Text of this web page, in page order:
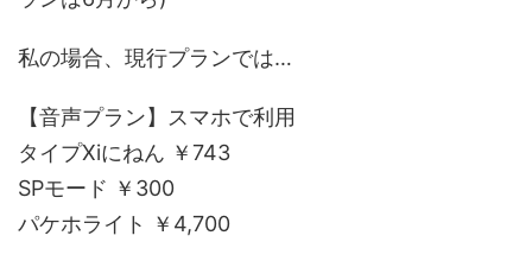
私の場合、 現行プランでは…
【音声プラン】スマホで利用
タイプXiにねん ￥743
SPモード ￥300
パケホライト ￥4,700